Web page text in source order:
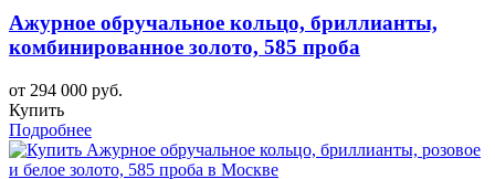
Ажурное обручальное кольцо, бриллианты,
комбинированное золото, 585 проба
от 294 000 руб.
Купить
Подробнее